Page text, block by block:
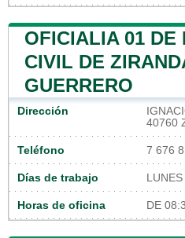
OFICIALIA 01 DE
CIVIL DE
GUERRERO
Dirección
40760
Teléfono 7 676
Días de trabajo LUNES
Horas de oficina DE